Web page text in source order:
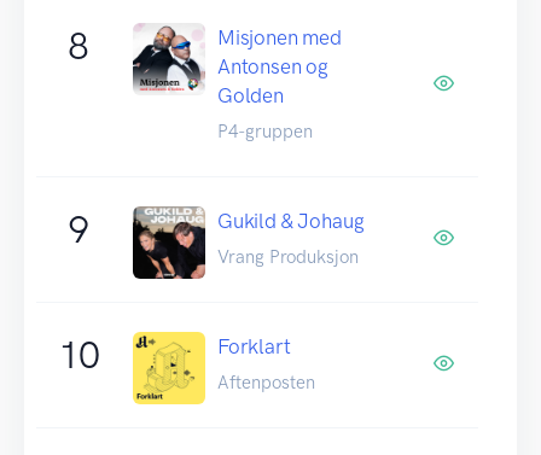
8
Misjonen med
Antonsen og
Golden
P4-gruppen
9 Gukild & Johaug
Vrang Produksjon
10 Forklart
Aftenposten